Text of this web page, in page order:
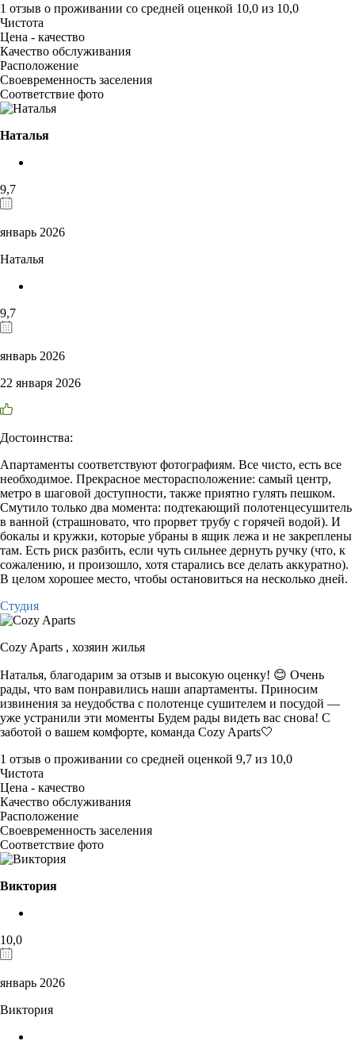
1 отзыв о проживании со средней оценкой 10,0 из 10,0
Чистота
Цена - качество
Качество обслуживания
Расположение
Своевременность заселения
Соответствие фото
Наталья
9,7
январь 2026
Наталья
9,7
январь 2026
22 января 2026
Достоинства:
Апартаменты соответствуют фотографиям. Все чисто, есть все
необходимое. Прекрасное месторасположение: самый центр,
метро в шаговой доступности, также приятно гулять пешком.
Смутило только два момента: подтекающий полотенцесушитель
в ванной (страшновато, что прорвет трубу с горячей водой). И
бокалы и кружки, которые убраны в ящик лежа и не закреплены
там. Есть риск разбить, если чуть сильнее дернуть ручку (что, к
сожалению, и произошло, хотя старались все делать аккуратно).
В целом хорошее место, чтобы остановиться на несколько дней.
Студия
Cozy Aparts , хозяин жилья
Наталья, благодарим за отзыв и высокую оценку! 😊 Очень
рады, что вам понравились наши апартаменты. Приносим
извинения за неудобства с полотенце сушителем и посудой —
уже устранили эти моменты Будем рады видеть вас снова! С
заботой о вашем комфорте, команда Cozy Aparts🤍
1 отзыв о проживании со средней оценкой 9,7 из 10,0
Чистота
Цена - качество
Качество обслуживания
Расположение
Своевременность заселения
Соответствие фото
Виктория
10,0
январь 2026
Виктория